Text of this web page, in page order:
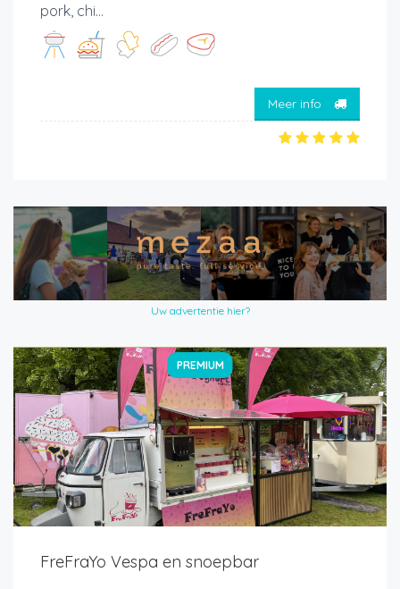
pork, chi...
Meer info
Uw advertentie hier?
PREMIUM
FreFraYo Vespa en snoepbar